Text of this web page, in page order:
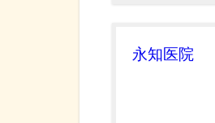
永知医院